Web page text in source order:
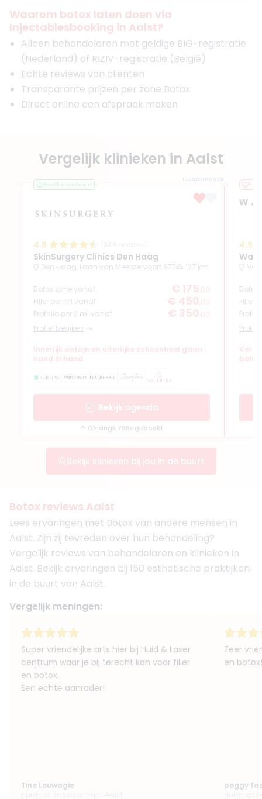
Waarom botox laten doen via
Injectablesbooking in Aalst?
Alleen behandelaren met geldige BIG-registratie
(Nederland) of RIZIV-registratie (België)
Echte reviews van cliënten
Transparante prijzen per zone Botox
Direct online een afspraak maken
Vergelijk klinieken in Aalst
Gesponsord
Best beoordeeld
4.8
SkinSurgery Clinics Den Haag
Den Haag, Laan van Meerdervoort 677 127 km
Botox zone vanaf € 175 ,00
Filler per ml vanaf
€ 450 ,00
Profhilo per 2 ml vanaf
€ 350 ,00
Profiel bekijken
Innerlijk welzijn en uiterlijke schoonheid gaan
hand in hand
Bekijk agenda
Onlangs 798x geboekt
4.9
Filler
Bekijk klinieken bij jou in de buurt
Botox reviews Aalst
Lees ervaringen met Botox van andere mensen in
Aalst. Zijn zij tevreden over hun behandeling?
Vergelijk reviews van behandelaren en klinieken in
Aalst. Bekijk ervaringen bij 150 esthetische praktijken
in de buurt van Aalst.
Vergelijk meningen:
Super vriendelijke arts hier bij Huid & Laser
centrum waar je bij terecht kan voor filler
en botox.
Een echte aanrader!
Tine Louwagie
Zeer
en
peggy